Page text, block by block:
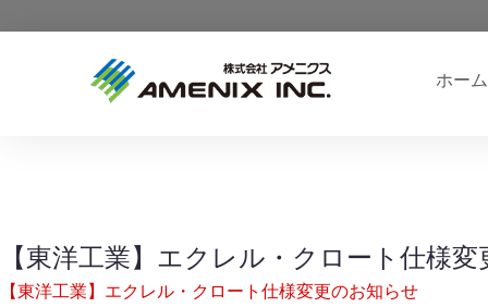
ホーム
【東洋工業】エクレル・クロート仕様
【東洋工業】エクレル・クロート仕様変更のお知らせ